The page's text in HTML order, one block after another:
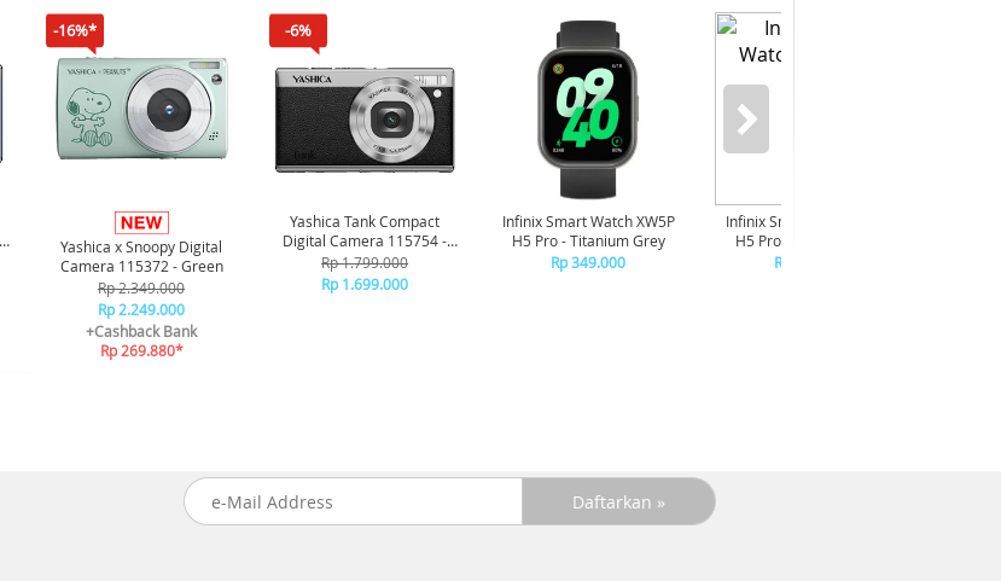
-16%*
Yashica x Snoopy Digital
Camera 115372 - Green
Rp 2.349.000
Rp 2.249.000
+Cashback Bank
Rp 269.880*
-6%
Yashica Tank Compact
Digital Camera 115754 -
Black
Rp 1.799.000
Rp 1.699.000
Infinix Smart Watch XW5P
H5 Pro - Titanium Grey
Rp 349.000
Infinix Smart Watch XW5P
H5 Pro - Chrome Silver
Rp 349.000